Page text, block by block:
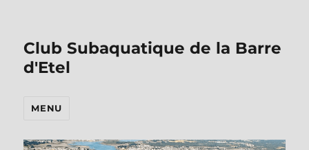
Club Subaquatique de la Barre
d'Etel
MENU